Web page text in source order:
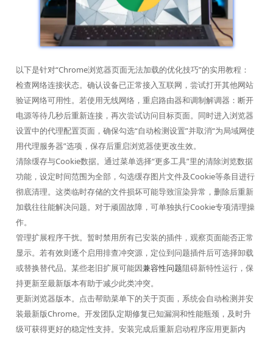
以下是针对“Chrome浏览器页面无法加载的优化技巧”的实用教程：
检查网络连接状态。确认设备已正常接入互联网，尝试打开其他网站
验证网络可用性。若使用无线网络，重启路由器和调制解调器：断开
电源等待几秒后重新连接，再次尝试访问目标页面。同时进入浏览器
设置中的代理配置页面，确保勾选“自动检测设置”并取消“为局域网使
用代理服务器”选项，保存后重启浏览器使更改生效。
清除缓存与Cookie数据。通过菜单选择“更多工具”里的清除浏览数据
功能，设定时间范围为全部，勾选缓存图片文件及Cookie等条目进行
彻底清理。这类临时存储的文件损坏可能导致渲染异常，删除后重新
加载往往能解决问题。对于顽固故障，可单独执行Cookie专项清理操
作。
管理扩展程序干扰。暂时禁用所有已安装的插件，观察页面能否正常
显示。若有效则逐个启用排查冲突源，定位到问题插件后可选择卸载
或替换替代品。某些老旧扩展可能因兼容性问题阻碍新特性运行，保
持更新至最新版本有助于减少此类冲突。
更新浏览器版本。点击帮助菜单下的关于页面，系统会自动检测并安
装最新版Chrome。开发团队定期修复已知漏洞和性能瓶颈，及时升
级可获得更好的稳定性支持。安装完成后重新启动程序应用更新内